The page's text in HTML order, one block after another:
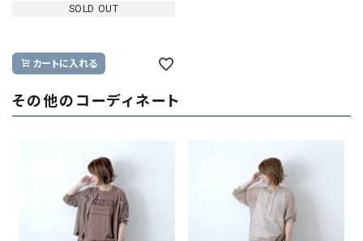
SOLD OUT
カートに入れる
その他のコーディネート